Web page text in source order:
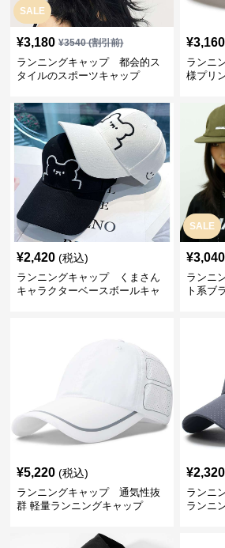
SALE
¥3,180 ¥3540(割引前)
ランニングキャップ 都会的ス
タイルのスポーツキャップ
¥3,160
ランニ
様プリ
¥2,420 (税込)
ランニングキャップ くまさん
キャラクターベースボールキャ
SALE
¥3,040
ランニ
ト系ブ
¥5,220 (税込)
ランニングキャップ 通気性抜
群 軽量ランニングキャップ
¥2,320
ランニ
ランニ